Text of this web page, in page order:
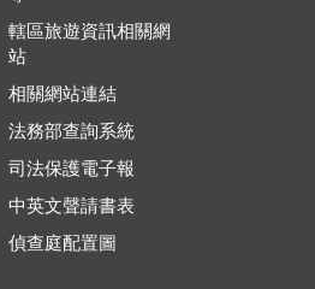
轄區旅遊資訊相關網
站
相關網站連結
法務部查詢系統
司法保護電子報
中英文聲請書表
偵查庭配置圖